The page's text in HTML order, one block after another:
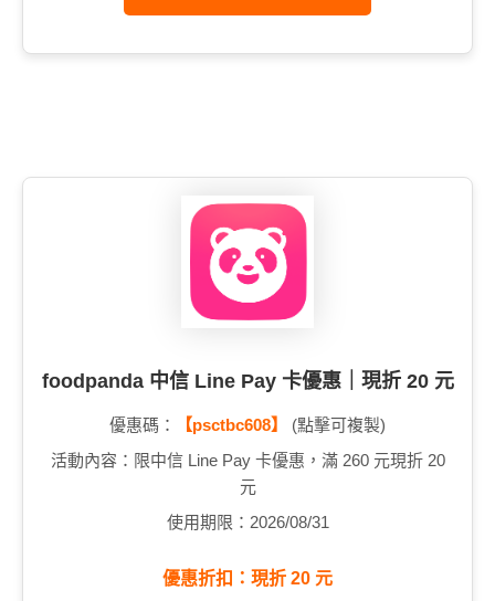
foodpanda 中信 Line Pay 卡優惠｜現折 20 元
優惠碼： 【psctbc608】
(點擊可複製)
活動內容：限中信 Line Pay 卡優惠，滿 260 元現折 20
元
使用期限：2026/08/31
優惠折扣：現折 20 元